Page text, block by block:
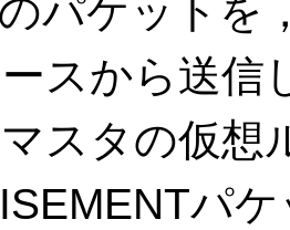
パケットを
スから送信
スタの仮想
パ